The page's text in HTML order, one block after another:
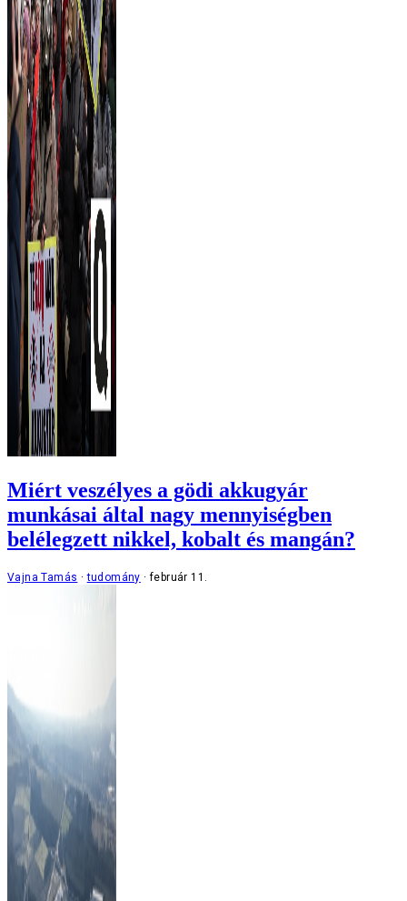
Miért veszélyes a gödi akkugyár
munkásai által nagy mennyiségben
belélegzett nikkel, kobalt és mangán?
Vajna Tamás tudomány február 11.